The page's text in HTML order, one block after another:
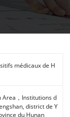
médicaux de H
Area，Institutions d
district de Y
du Hunan